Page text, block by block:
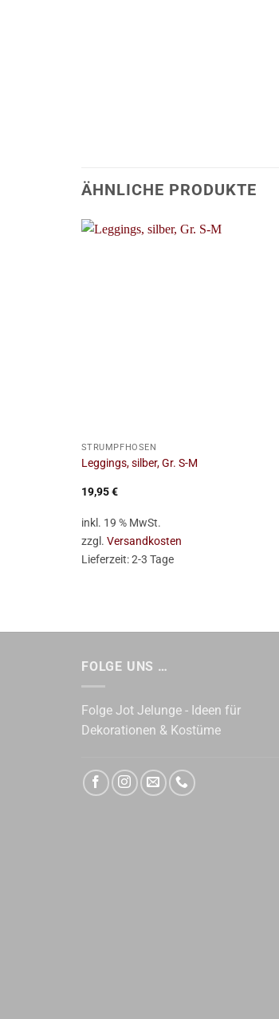
ÄHNLICHE PRODUKTE
STRUMPFHOSEN
Leggings, silber, Gr. S-M
19,95€
inkl. 19 % MwSt.
zzgl. Versandkosten
Lieferzeit:2-3 Tage
FOLGE UNS …
Folge Jot Jelunge - Ideen für
Dekorationen & Kostüme